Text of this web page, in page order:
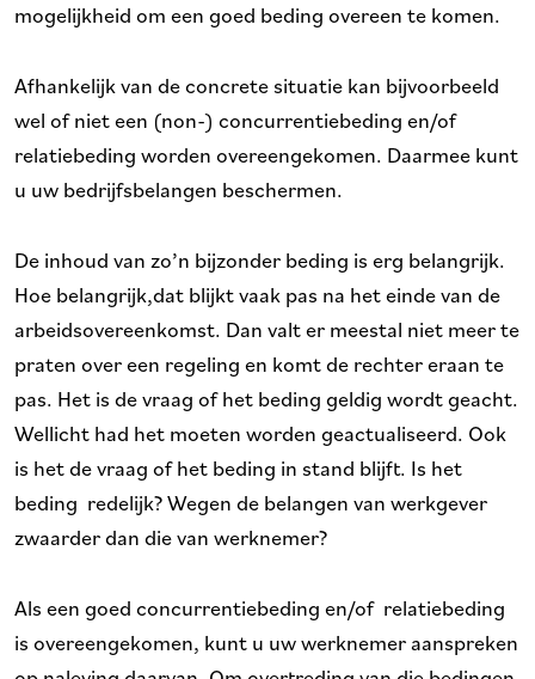
mogelijkheid om een goed beding overeen te komen.
Afhankelijk van de concrete situatie kan bijvoorbeeld
wel of niet een (non-) concurrentiebeding en/of
relatiebeding worden overeengekomen. Daarmee kunt
u uw bedrijfsbelangen beschermen.
De inhoud van zo’n bijzonder beding is erg belangrijk.
Hoe belangrijk,dat blijkt vaak pas na het einde van de
arbeidsovereenkomst. Dan valt er meestal niet meer te
praten over een regeling en komt de rechter eraan te
pas. Het is de vraag of het beding geldig wordt geacht.
Wellicht had het moeten worden geactualiseerd. Ook
is het de vraag of het beding in stand blijft. Is het
beding redelijk? Wegen de belangen van werkgever
zwaarder dan die van werknemer?
Als een goed concurrentiebeding en/of relatiebeding
is overeengekomen, kunt u uw werknemer aanspreken